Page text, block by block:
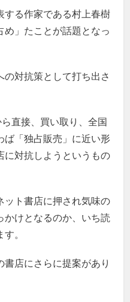
する作家である村上春樹
め」たことが話題となっ
の対抗策として打ち出さ
直接、買い取り、全国
ば「独占販売」に近い形
に対抗しようというもの
ット書店に押され気味の
かけとなるのか、いち読
。
店にさらに提案があり